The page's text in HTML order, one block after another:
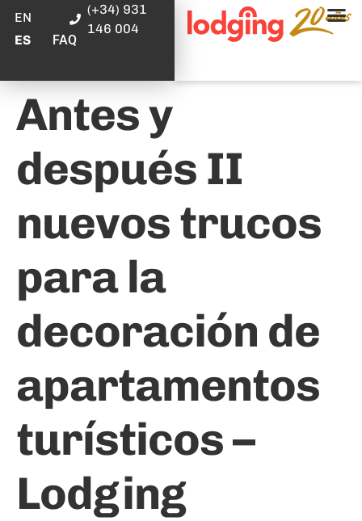
EN
ES
FAQ
(+34) 931
146 004
Antes y
después II
nuevos trucos
para la
decoración de
apartamentos
turísticos –
Lodging